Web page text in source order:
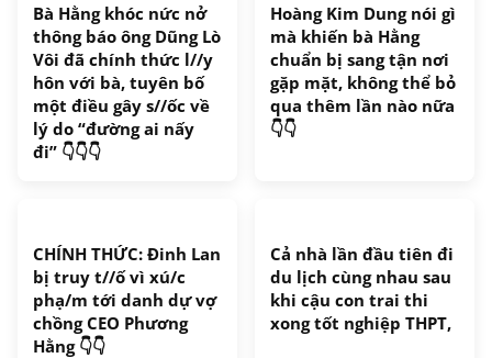
Bà Hằng khóc nức nở
thông báo ông Dũng Lò
Vôi đã chính thức l//y
hôn với bà, tuyên bố
một điều gây s//ốc về
lý do “đường ai nấy
đi” 👇👇👇
Hoàng Kim Dung nói gì
mà khiến bà Hằng
chuẩn bị sang tận nơi
gặp mặt, không thể bỏ
qua thêm lần nào nữa
👇👇
CHÍNH THỨC: Đinh Lan
bị truy t//ố vì xú/c
phạ/m tới danh dự vợ
chồng CEO Phương
Hằng 👇👇
Cả nhà lần đầu tiên đi
du lịch cùng nhau sau
khi cậu con trai thi
xong tốt nghiệp THPT,